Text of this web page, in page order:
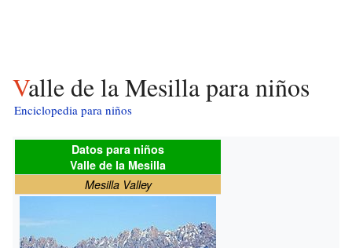
Valle de la Mesilla para niños
Enciclopedia para niños
Datos para niños
Valle de la Mesilla
Mesilla Valley